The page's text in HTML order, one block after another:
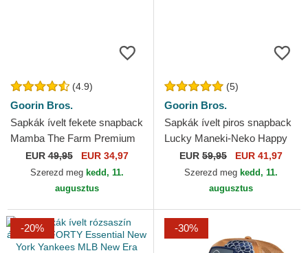
(4.9)
Goorin Bros.
Sapkák ívelt fekete snapback
Mamba The Farm Premium
The Farm Goorin Bros.
EUR49,95 EUR 34,97
Szerezd meg kedd, 11.
augusztus
(5)
Goorin Bros.
Sapkák ívelt piros snapback
Lucky Maneki-Neko Happy
Thoughts The Farm Goorin
Bros.
EUR 59,95 EUR 41,97
Szerezd meg kedd, 11.
augusztus
-20% -30%